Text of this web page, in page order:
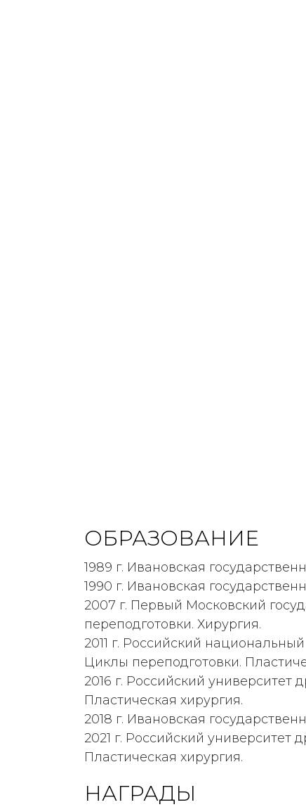
ОБРАЗОВАНИЕ
1989 г. Ивановская
1990 г. Ивановская
2007 г. Первый Московский
переподготовки. Хирургия.
2011 г. Российский
Циклы переподготовки.
2016 г. Российский
Пластическая хирургия.
2018 г. Ивановская
2021 г. Российский
Пластическая хирургия.
НАГРАДЫ